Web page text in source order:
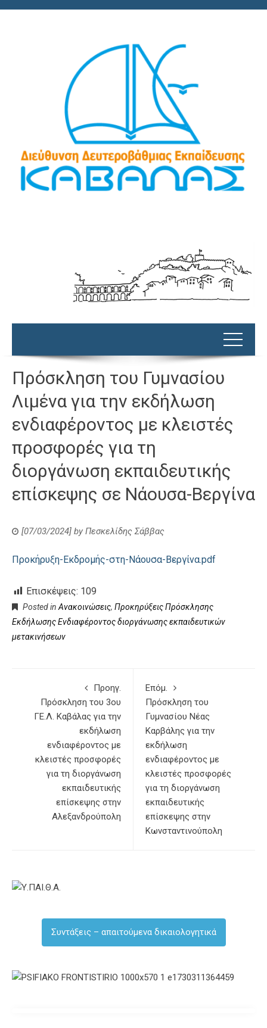
Πρόσκληση του Γυμνασίου
Λιμένα για την εκδήλωση
ενδιαφέροντος με κλειστές
προσφορές για τη
διοργάνωση εκπαιδευτικής
επίσκεψης σε Νάουσα-Βεργίνα
[07/03/2024] by Πεσκελίδης Σάββας
Προκήρυξη-Εκδρομής-στη-Νάουσα-Βεργίνα.pdf
Επισκέψεις: 109
Posted in Ανακοινώσεις, Προκηρύξεις Πρόσκλησης
Εκδήλωσης Ενδιαφέροντος διοργάνωσης εκπαιδευτικών
μετακινήσεων
Προηγ.
Πρόσκληση του 3ου
ΓΕ.Λ. Καβάλας για την
εκδήλωση
ενδιαφέροντος με
κλειστές προσφορές
για τη διοργάνωση
εκπαιδευτικής
επίσκεψης στην
Αλεξανδρούπολη
Επόμ.
Πρόσκληση του
Γυμνασίου Νέας
Καρβάλης για την
εκδήλωση
ενδιαφέροντος με
κλειστές προσφορές
για τη διοργάνωση
εκπαιδευτικής
επίσκεψης στην
Κωνσταντινούπολη
Συντάξεις – απαιτούμενα δικαιολογητικά